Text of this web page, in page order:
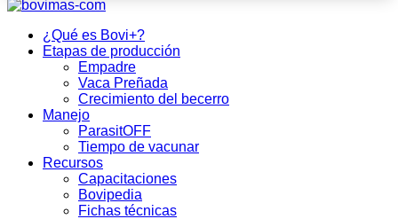
Placeholder
Skip
Content
Skip
Footer¿Qué es Bovi+?
Etapas de producción
Empadre
Vaca Preñada
Crecimiento del becerro
Manejo
ParasitOFF
Tiempo de vacunar
Recursos
Capacitaciones
Bovipedia
Fichas técnicas